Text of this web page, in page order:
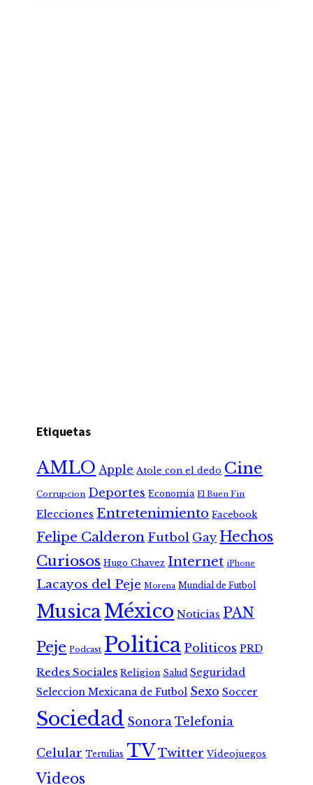
Etiquetas
AMLO Apple Atole con el dedo Cine
Corrupcion Deportes Economia El Buen Fin
Elecciones Entretenimiento Facebook
Felipe Calderon Futbol Gay Hechos
Curiosos Hugo Chavez Internet iPhone
Lacayos del Peje Morena Mundial de Futbol
MusicaMéxico Noticias PAN
Peje Podcast Politica Politicos PRD
Redes Sociales Religion Salud Seguridad
Seleccion Mexicana de Futbol Sexo Soccer
Sociedad Sonora Telefonia
Celular Tertulias TV Twitter Videojuegos
Videos